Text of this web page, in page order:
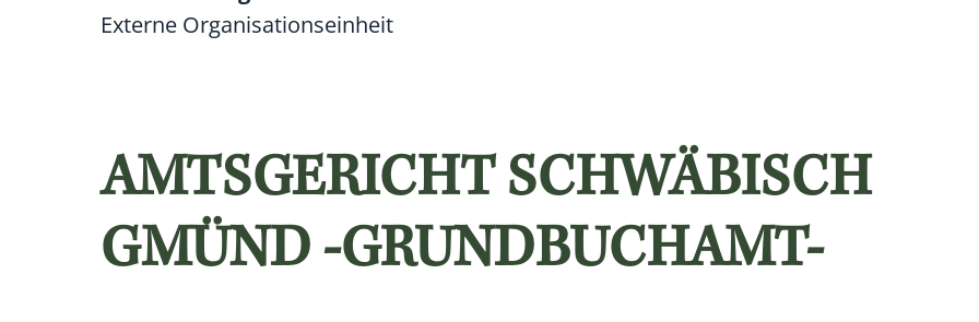
Externe Organisationseinheit
AMTSGERICHT SCHWÄBISCH
GMÜND -GRUNDBUCHAMT-